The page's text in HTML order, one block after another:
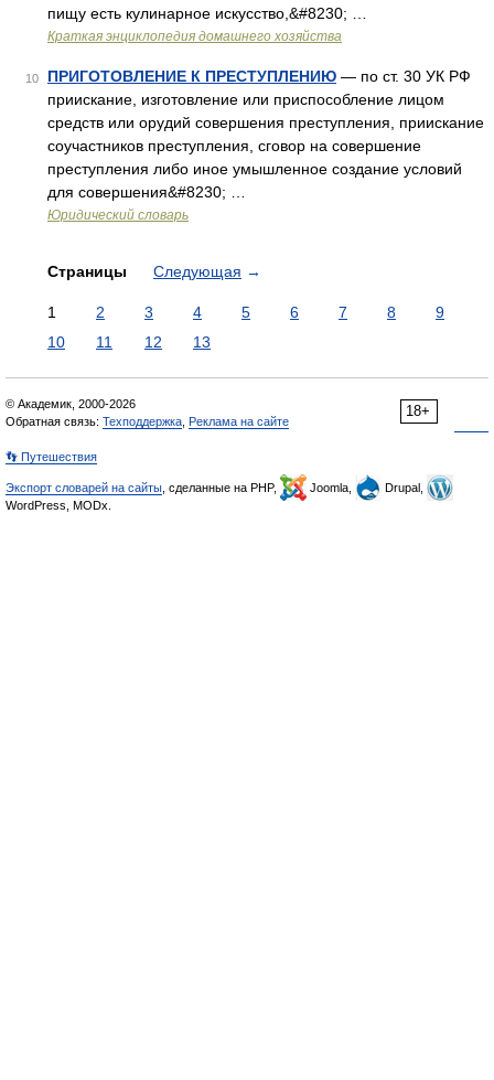
пищу есть кулинарное искусство,&#8230; …
Краткая энциклопедия домашнего хозяйства
10 ПРИГОТОВЛЕНИЕ К ПРЕСТУПЛЕНИЮ — по ст. 30 УК РФ
приискание, изготовление или приспособление лицом
средств или орудий совершения преступления, приискание
соучастников преступления, сговор на совершение
преступления либо иное умышленное создание условий
для совершения&#8230; …
Юридический словарь
Страницы Следующая →
1 2 3 4 5 6 7 8
9
10
11 12 13
18+
© Академик, 2000-2026
Обратная связь: Техподдержка Реклама на сайте
👣 Путешествия
Экспорт словарей на сайты , сделанные на PHP, Joomla,
Drupal,
WordPress, MODx.